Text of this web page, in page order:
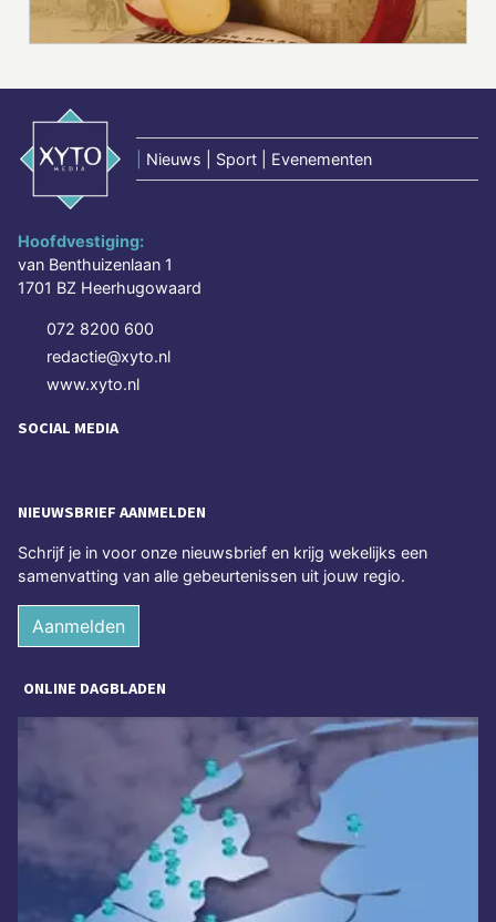
Nieuws | Sport | Evenementen
Hoofdvestiging:
van Benthuizenlaan 1
1701 BZ Heerhugowaard
072 8200 600
redactie@xyto.nl
www.xyto.nl
SOCIAL MEDIA
NIEUWSBRIEF AANMELDEN
Schrijf je in voor onze nieuwsbrief en krijg wekelijks een
samenvatting van alle gebeurtenissen uit jouw regio.
Aanmelden
ONLINE DAGBLADEN